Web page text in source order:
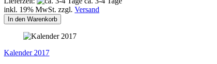
inkl. 19% MwSt. zzgl. Versand
In den Warenkorb
Kalender 2017